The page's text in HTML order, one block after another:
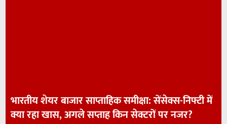
भारतीय शेयर बाजार साप्ताहिक समीक्षा: सेंसेक्स-निफ्टी में
क्या रहा खास, अगले सप्ताह किन सेक्टरों पर नजर?